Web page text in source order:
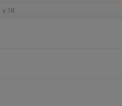
v.18